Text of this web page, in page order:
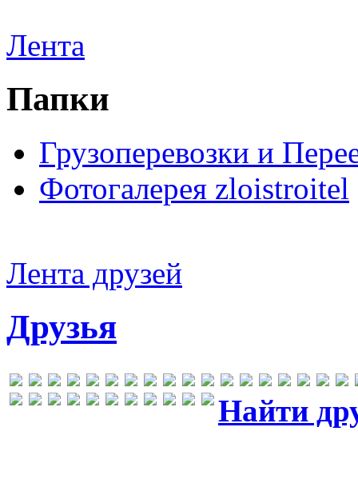
Лента
Папки
Грузоперевозки и
Фотогалерея zloistroitel
Лента друзей
Друзья
Найти